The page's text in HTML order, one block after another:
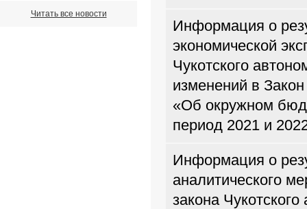
Читать все новости
Информация о
экономической
Чукотского
изменений в Закон
«Об окружном
период 2021 и
Информация о
аналитического
закона